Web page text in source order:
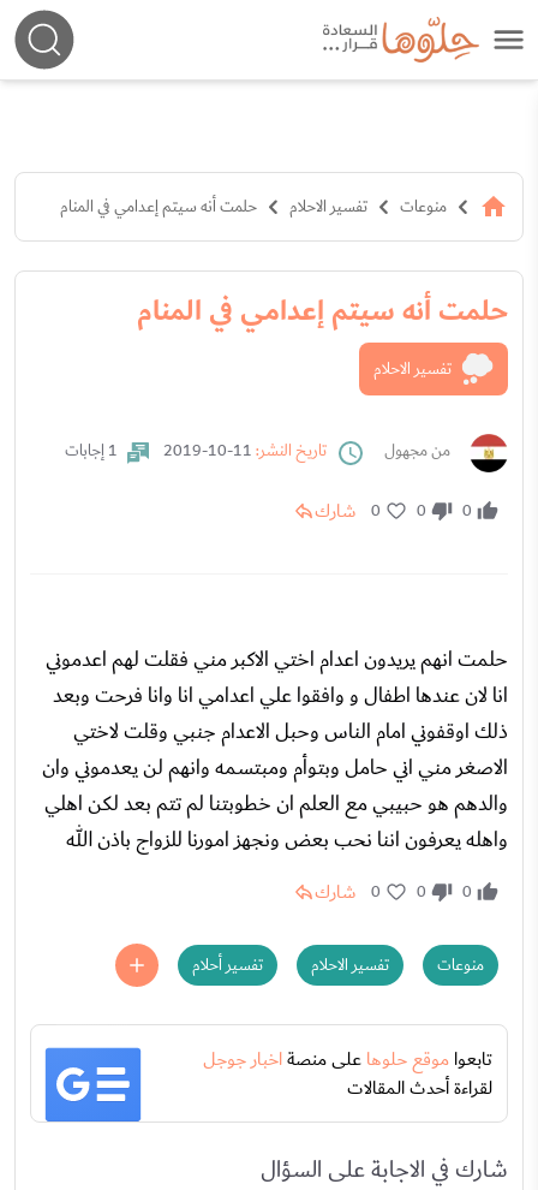
منوعات تفسير الاحلام حلمت أنه سيتم إعدامي في المنام
حلمت أنه سيتم إعدامي في المنام
تفسير الاحلام
من مجهول تاريخ النشر: 1 إجابات
0
0
0 شارك
حلمت انهم يريدون اعدام اختي الاكبر مني فقلت لهم اعدموني
انا لان عندها اطفال و وافقوا علي اعدامي انا وانا فرحت وبعد
ذلك اوقفوني امام الناس وحبل الاعدام جنبي وقلت لاختي
الاصغر مني اني حامل وبتوأم ومبتسمه وانهم لن يعدموني وان
والدهم هو حبيبي مع العلم ان خطوبتنا لم تتم بعد لكن اهلي
واهله يعرفون اننا نحب بعض ونجهز امورنا للزواج باذن الله
0
0
0 شارك
منوعات تفسير الاحلام تفسير أحلام
تابعواموقع حلوهاعلى منصةاخبار جوجل
لقراءة أحدث المقالات
شارك في الاجابة على السؤال